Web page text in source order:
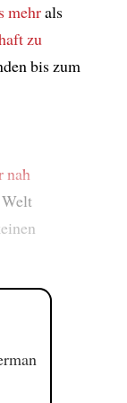
mehrals
zu
bis zum
nah